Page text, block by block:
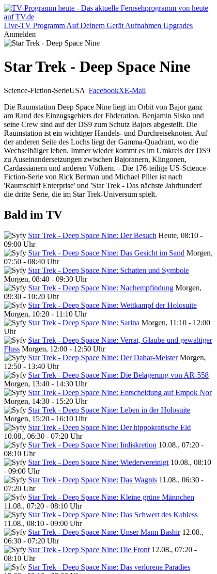
Live-TV Programm Auf Deinem Gerät Aufnahmen Upgrades
Anmelden
Star Trek - Deep Space Nine
Science-Fiction-SerieUSA FacebookXE-Mail
Die Raumstation Deep Space Nine liegt im Orbit von Bajor ganz
am Rand des Einzugsgebiets der Föderation. Benjamin Sisko und
seine Crew sind auf der DS9 zum Schutz Bajors abgestellt. Die
Raumstation ist ein wichtiger Handels- und Durchreiseknoten. Auf
der anderen Seite des Lochs liegt der Gamma-Quadrant, wo die
Wechselbälger leben. Immer wieder kommt es im Umkreis der DS9
zu Auseinandersetzungen zwischen Bajoranern, Klingonen,
Cardassianern und anderen Völkern. - Die 176-teilige US-Science-
Fiction-Serie von Rick Berman und Michael Piller ist nach
'Raumschiff Enterprise' und 'Star Trek - Das nächste Jahrhundert'
die dritte Serie, die im Star Trek-Universum spielt.
Bald im TV
Star Trek - Deep Space Nine: Der Besuch Heute, 08:10 -
09:00 Uhr
Star Trek - Deep Space Nine: Das Gesicht im Sand Morgen,
07:50 - 08:40 Uhr
Star Trek - Deep Space Nine: Schatten und Symbole
Morgen, 08:40 - 09:30 Uhr
Star Trek - Deep Space Nine: Nachempfindung Morgen,
09:30 - 10:20 Uhr
Star Trek - Deep Space Nine: Wettkampf der Holosuite
Morgen, 10:20 - 11:10 Uhr
Star Trek - Deep Space Nine: Sarina Morgen, 11:10 - 12:00
Uhr
Star Trek - Deep Space Nine: Verrat, Glaube und gewaltiger
Fluss Morgen, 12:00 - 12:50 Uhr
Star Trek - Deep Space Nine: Der Dahar-Meister Morgen,
12:50 - 13:40 Uhr
Star Trek - Deep Space Nine: Die Belagerung von AR-558
Morgen, 13:40 - 14:30 Uhr
Star Trek - Deep Space Nine: Entscheidung auf Empok Nor
Morgen, 14:30 - 15:20 Uhr
Star Trek - Deep Space Nine: Leben in der Holosuite
Morgen, 15:20 - 16:10 Uhr
Star Trek - Deep Space Nine: Der hippokratische Eid
10.08., 06:30 - 07:20 Uhr
Star Trek - Deep Space Nine: Indiskretion 10.08., 07:20 -
08:10 Uhr
Star Trek - Deep Space Nine: Wiedervereinigt 10.08., 08:10
- 09:00 Uhr
Star Trek - Deep Space Nine: Das Wagnis 11.08., 06:30 -
07:20 Uhr
Star Trek - Deep Space Nine: Kleine grüne Männchen
11.08., 07:20 - 08:10 Uhr
Star Trek - Deep Space Nine: Das Schwert des Kahless
11.08., 08:10 - 09:00 Uhr
Star Trek - Deep Space Nine: Unser Mann Bashir 12.08.,
06:30 - 07:20 Uhr
Star Trek - Deep Space Nine: Die Front 12.08., 07:20 -
08:10 Uhr
Star Trek - Deep Space Nine: Das verlorene Paradies